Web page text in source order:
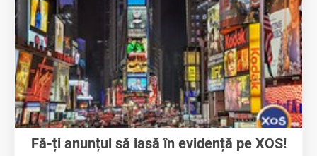
Fă-ți anunțul să iasă în evidență pe XOS!